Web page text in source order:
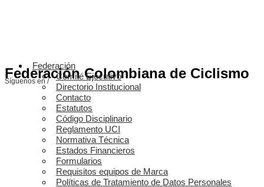
Federación Colombiana de Ciclismo
Síguenos en /
Federación
Comité Ejecutivo
Directorio Institucional
Contacto
Estatutos
Código Disciplinario
Reglamento UCI
Normativa Técnica
Estados Financieros
Formularios
Requisitos equipos de Marca
Políticas de Tratamiento de Datos Personales